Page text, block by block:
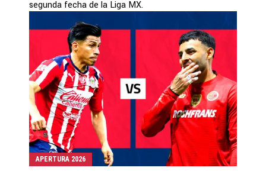
segunda fecha de la Liga MX.
APERTURA 2026